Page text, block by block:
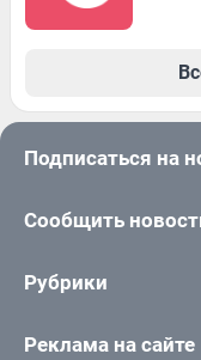
Подписаться на
Сообщить
Рубрики
Реклама на сайте